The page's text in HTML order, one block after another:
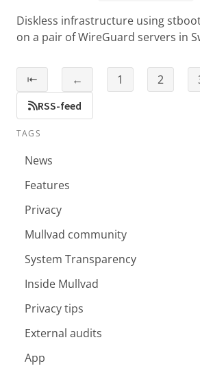
Diskless infrastructure using
on a pair of WireGuard servers in
⇤ ← 1 2
RSS-feed
TAGS
News
Features
Privacy
Mullvad community
System Transparency
Inside Mullvad
Privacy tips
External audits
App